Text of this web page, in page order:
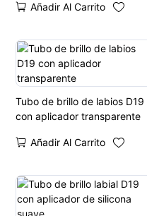
Añadir Al Carrito
Tubo de brillo de labios D19
con aplicador transparente
Añadir Al Carrito